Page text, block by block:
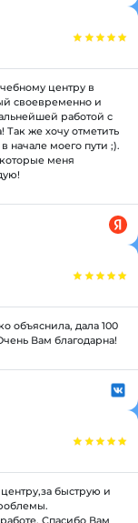
центру в
своевременно и
работой с
же хочу отметить
начале моего пути ;).
меня
объяснила, дала 100
Вам благодарна!
быструю и
Спасибо Вам